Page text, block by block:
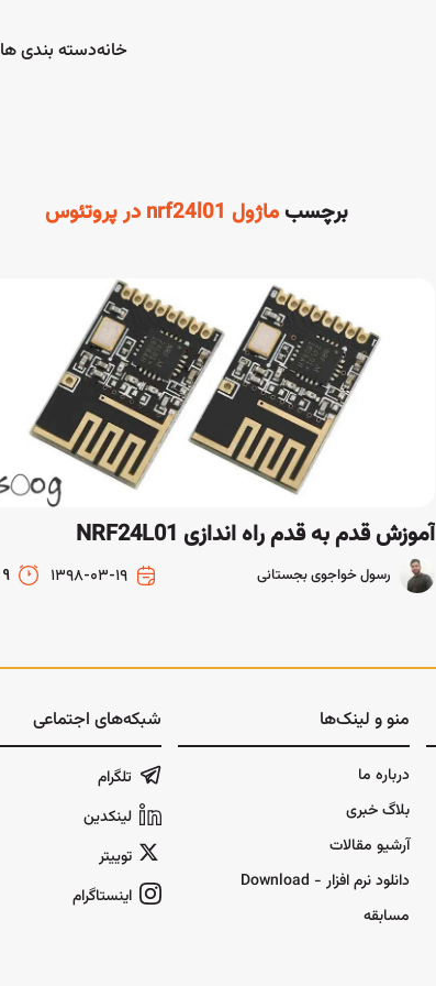
خانهدسته بندی ها
برچسبماژول nrf24l01 در پروتئوس
آموزش قدم به قدم راه اندازی NRF24L01
رسول خواجوی بجستانی ۱۳۹۸-۰۳-۱۹ 9 دقیقه
منو و لینک‌ها
درباره ما
بلاگ خبری
آرشیو مقالات
دانلود نرم افزار - Download
مسابقه
شبکه‌های اجتماعی
تلگرام
لینکدین
توییتر
اینستاگرام